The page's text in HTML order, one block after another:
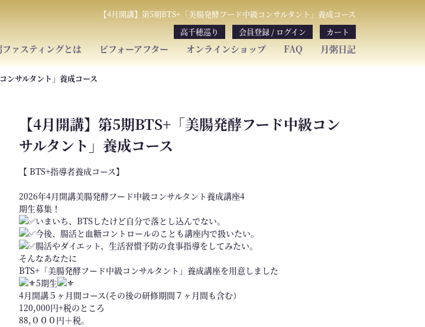
【4月開講】第5期BTS+「美腸発酵フード中級コンサルタント」養成コース
ファスティングとは ビフォーアフター オンラインショップ FAQ 月粥日記
高千穂巡り 会員登録 / ログイン カート
ンサルタント」養成コース
【4月開講】第5期BTS+「美腸発酵フード中級コン
サルタント」養成コース
【 BTS+指導者養成コース】
2026年4月開講美腸発酵フード中級コンサルタント養成講座4
期生募集！
いまいち、BTSしたけど自分で落とし込んでない。
今後、腸活と血糖コントロールのことも講座内で扱いたい。
腸活やダイエット、生活習慣予防の食事指導をしてみたい。
そんなあなたに
BTS+「美腸発酵フード中級コンサルタント」養成講座を用意しました
5期生
4月開講５ヶ月間コース(その後の研修期間７ヶ月間も含む）
120,000円+税のところ
88,０００円＋税。